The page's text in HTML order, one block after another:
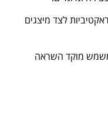
לצד מיצגים
מוקד השראה